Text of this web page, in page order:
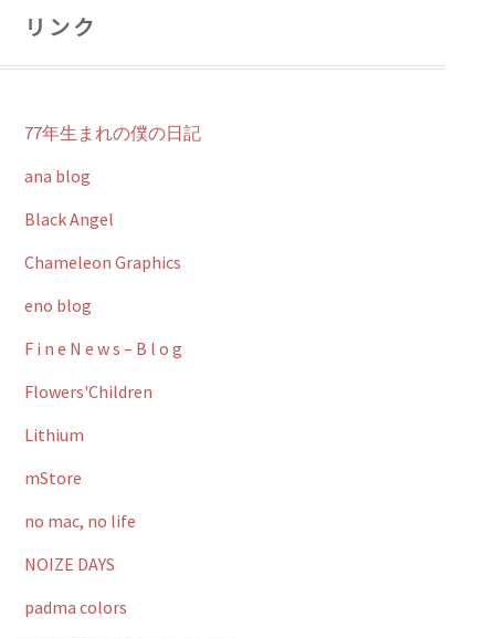
リンク
77年生まれの僕の日記
ana blog
Black Angel
Chameleon Graphics
eno blog
F i n e N e w s – B l o g
Flowers'Children
Lithium
mStore
no mac, no life
NOIZE DAYS
padma colors